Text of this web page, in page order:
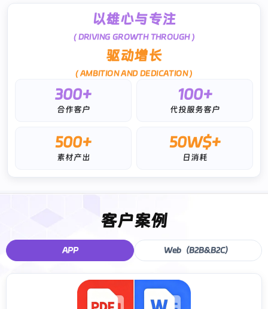
以雄心与专注
( DRIVING GROWTH THROUGH )
驱动增长
( AMBITION AND DEDICATION )
300+
合作客户
100+
代投服务客户
500+
素材产出
50W$+
日消耗
客户案例
APP Web（B2B&B2C）